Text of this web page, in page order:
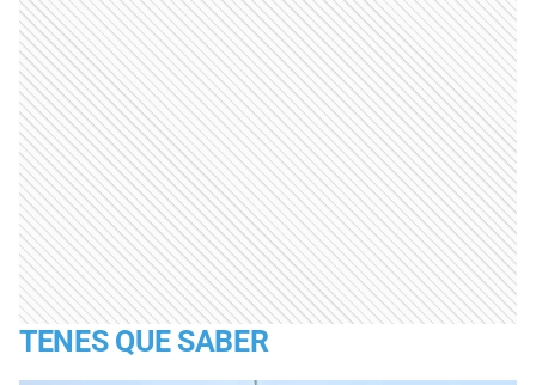
TENES QUE SABER